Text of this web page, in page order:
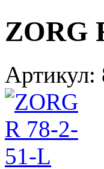
ZORG
Артикул: